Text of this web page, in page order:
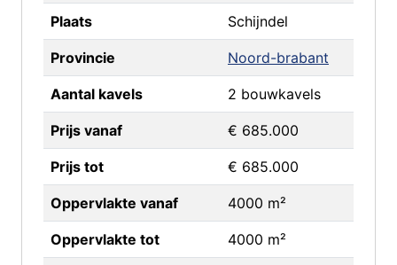
Plaats Schijndel
Provincie Noord-brabant
Aantal kavels 2 bouwkavels
Prijs vanaf € 685.000
Prijs tot € 685.000
Oppervlakte vanaf 4000 m²
Oppervlakte tot 4000 m²